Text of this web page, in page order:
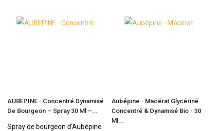
AUBEPINE - Concentré Dynamisé
De Bourgeon – Spray 30 Ml –...
Spray de bourgeon d'Aubépine
Aubépine - Macérat Glycériné
Concentré & Dynamisé Bio - 30
Ml...